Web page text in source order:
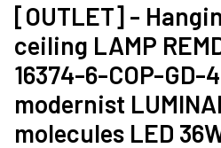
[OUTLET] -
ceiling LAMP
16374-6-COP-GD-
modernist
molecules LED